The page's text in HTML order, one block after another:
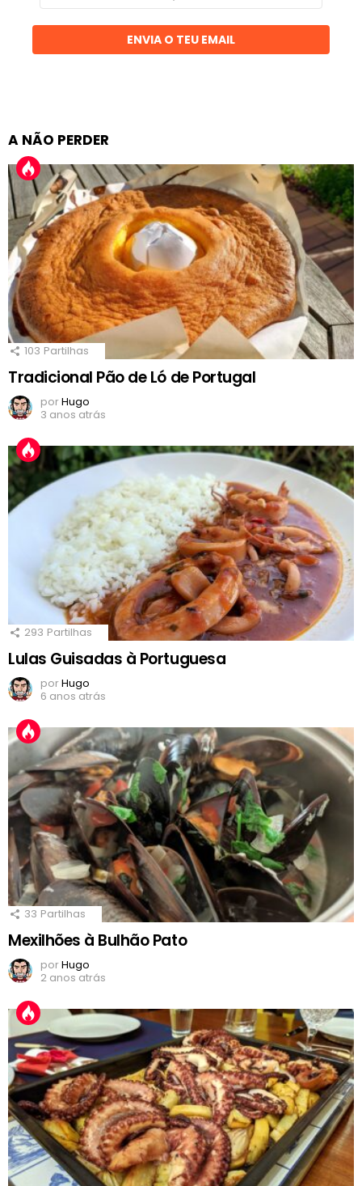
email
ENVIA O TEU EMAIL
A NÃO PERDER
103 Partilhas
Tradicional Pão de Ló de Portugal
porHugo
3 anos atrás
293 Partilhas
Lulas Guisadas à Portuguesa
porHugo
6 anos atrás
33 Partilhas
Mexilhões à Bulhão Pato
porHugo
2 anos atrás